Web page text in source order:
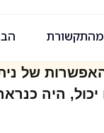
מהתקשורת
לבדוק את
היה